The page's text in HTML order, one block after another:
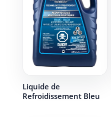
Liquide de
Refroidissement Bleu